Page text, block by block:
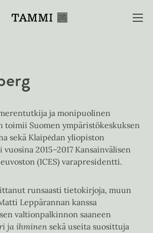
ja monipuolinen
toimii Suomen ympäristökeskuksen
sekä Klaipėdan yliopiston
2015–2017 Kansainvälisen
(ICES) varapresidentti.
runsaasti tietokirjoja, muun
Leppärannan kanssa
valtionpalkinnon saaneen
ja ihminen sekä useita suosittuja